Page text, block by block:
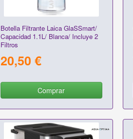
Botella Filtrante Laica GlaSSmart/
Capacidad 1.1L/ Blanca/ Incluye 2
Filtros
20,50 €
Comprar